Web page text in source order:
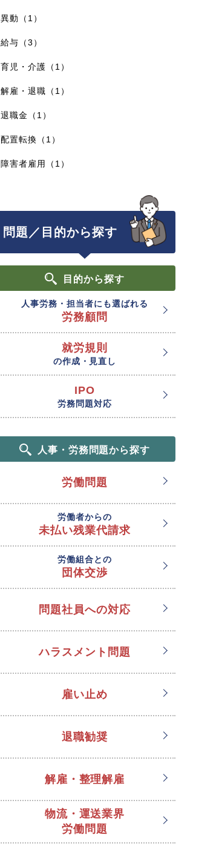
異動（1）
給与（3）
育児・介護（1）
解雇・退職（1）
退職金（1）
配置転換（1）
障害者雇用（1）
問題／目的から探す
目的から探す
人事労務・担当者にも選ばれる
労務顧問
就労規則
の作成・見直し
IPO
労務問題対応
人事・労務問題から探す
労働問題
労働者からの
未払い残業代請求
労働組合との
団体交渉
問題社員への対応
ハラスメント問題
雇い止め
退職勧奨
解雇・整理解雇
物流・運送業界
労働問題